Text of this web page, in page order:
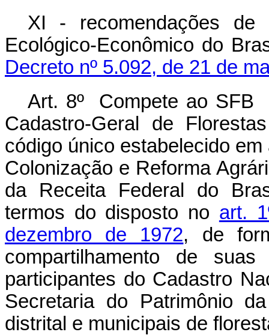
XI - recomendações de
Ecológico-Econômico do
Decreto nº 5.092, de 21 de
Art. 8º Compete ao SFB
Cadastro-Geral de
código único estabelecido
Colonização e Reforma
da Receita Federal do
termos do disposto no art.
dezembro de 1972, de
compartilhamento de
participantes do Cadastro
Secretaria do Patrimônio
distrital e municipais de